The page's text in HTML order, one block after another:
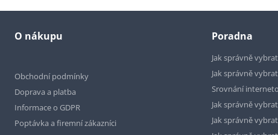
O nákupu
Obchodní podmínky
Doprava a platba
Informace o GDPR
Poptávka a firemní zákazníci
Poradna
Jak správně
Jak správně
Srovnání
Jak správně
Jak správně